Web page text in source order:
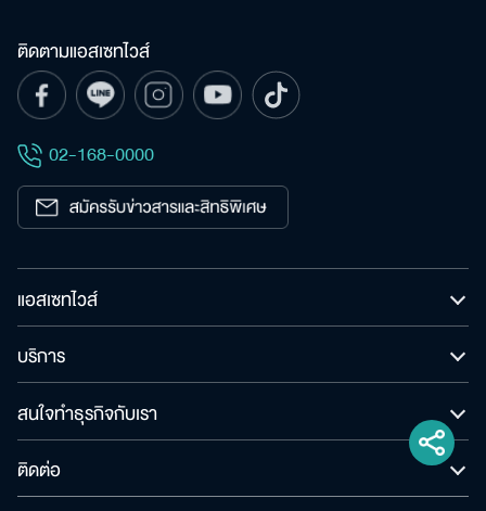
ติดตามแอสเซทไวส์
02-168-0000
แอสเซทไวส์
บริการ
สนใจทำธุรกิจกับเรา
ติดต่อ